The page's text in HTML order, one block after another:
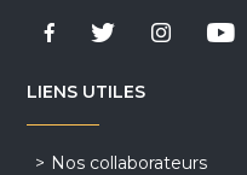
LIENS UTILES
Nos collaborateurs